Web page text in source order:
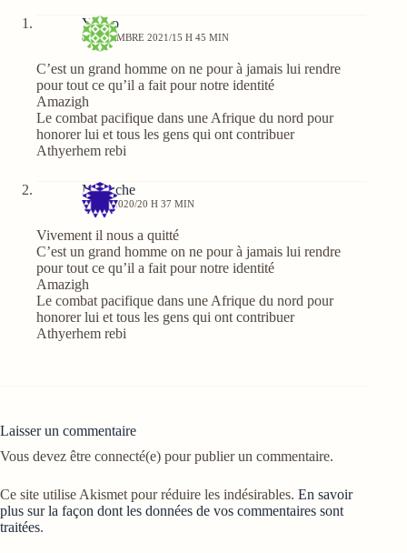
Yahoo
8 DÉCEMBRE 2021/15 H 45 MIN
C’est un grand homme on ne pour à jamais lui rendre
pour tout ce qu’il a fait pour notre identité
Amazigh
Le combat pacifique dans une Afrique du nord pour
honorer lui et tous les gens qui ont contribuer
Athyerhem rebi
Maouche
7 MAI 2020/20 H 37 MIN
Vivement il nous a quitté
C’est un grand homme on ne pour à jamais lui rendre
pour tout ce qu’il a fait pour notre identité
Amazigh
Le combat pacifique dans une Afrique du nord pour
honorer lui et tous les gens qui ont contribuer
Athyerhem rebi
Laisser un commentaire
Vous devez être connecté(e) pour publier un commentaire.
Ce site utilise Akismet pour réduire les indésirables. En savoir
plus sur la façon dont les données de vos commentaires sont
traitées.